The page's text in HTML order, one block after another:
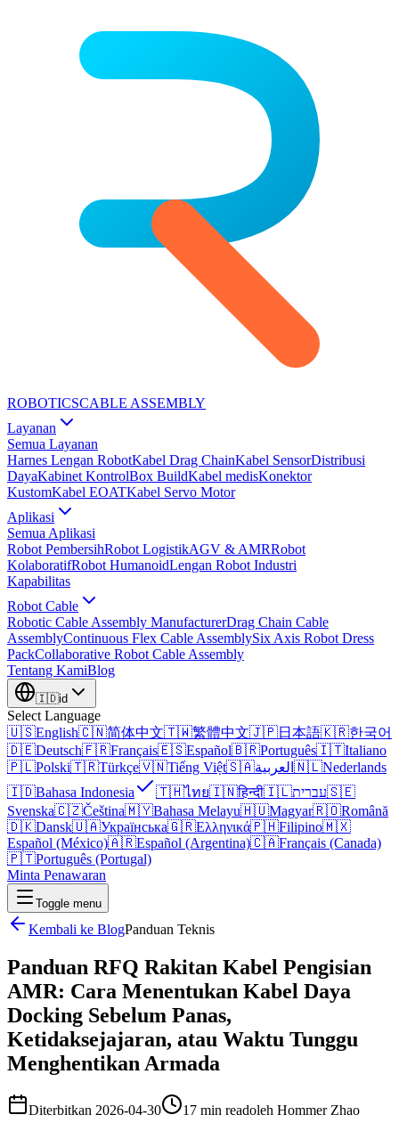
ROBOTICSCABLE ASSEMBLY
Layanan
Semua Layanan
Harnes Lengan RobotKabel Drag ChainKabel SensorDistribusi
DayaKabinet KontrolBox BuildKabel medisKonektor
KustomKabel EOATKabel Servo Motor
Aplikasi
Semua Aplikasi
Robot PembersihRobot LogistikAGV & AMRRobot
KolaboratifRobot HumanoidLengan Robot Industri
Kapabilitas
Robot Cable
Robotic Cable Assembly ManufacturerDrag Chain Cable
AssemblyContinuous Flex Cable AssemblySix Axis Robot Dress
PackCollaborative Robot Cable Assembly
Tentang KamiBlog
🇮🇩id
Select Language
🇺🇸English🇨🇳简体中文🇹🇼繁體中文🇯🇵日本語🇰🇷한국어
🇩🇪Deutsch🇫🇷Français🇪🇸Español🇧🇷Português🇮🇹Italiano
🇵🇱Polski🇹🇷Türkçe🇻🇳Tiếng Việt🇸🇦العربية 🇳🇱Nederlands
🇮🇩Bahasa Indonesia 🇹🇭ไทย🇮🇳हिन्दी🇮🇱עברית🇸🇪
Svenska🇨🇿Čeština🇲🇾Bahasa Melayu🇭🇺Magyar🇷🇴Română
🇩🇰Dansk🇺🇦Українська🇬🇷Ελληνικά🇵🇭Filipino🇲🇽
Español (México)🇦🇷Español (Argentina)🇨🇦Français (Canada)
🇵🇹Português (Portugal)
Minta Penawaran
Toggle menu
Kembali ke BlogPanduan Teknis
Panduan RFQ Rakitan Kabel Pengisian
AMR: Cara Menentukan Kabel Daya
Docking Sebelum Panas,
Ketidaksejajaran, atau Waktu Tunggu
Menghentikan Armada
Diterbitkan 2026-04-30 17 min readoleh Hommer Zhao